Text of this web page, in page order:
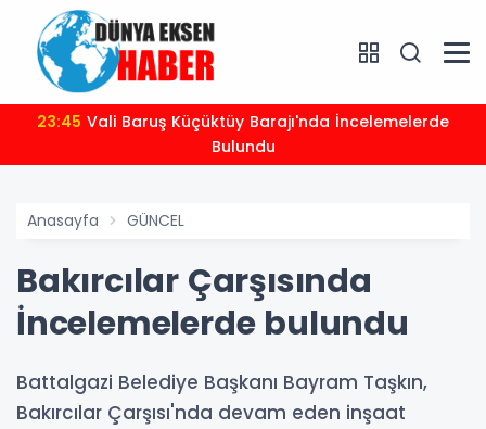
23:45
Bulundu
Anasayfa GÜNCEL
Bakırcılar Çarşısında
İncelemelerde bulundu
Battalgazi Belediye Başkanı Bayram Taşkın,
Bakırcılar Çarşısı'nda devam eden inşaat